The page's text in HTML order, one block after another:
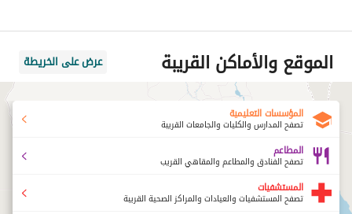
الموقع والأماكن القريبة عرض على الخريطة
المؤسسات التعليمية
تصفح المدارس والكليات والجامعات القريبة
المطاعم
تصفح الفنادق والمطاعم والمقاهي القريب
المستشفيات
تصفح المستشفيات والعيادات والمراكز الصحية القريبة